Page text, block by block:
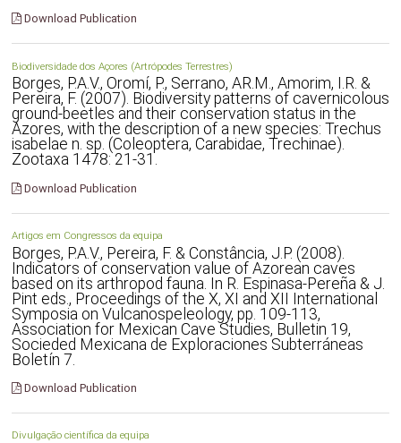
Download Publication
Biodiversidade dos Açores (Artrópodes Terrestres)
Borges, P.A.V., Oromí, P., Serrano, AR.M., Amorim, I.R. &
Pereira, F. (2007). Biodiversity patterns of cavernicolous
ground-beetles and their conservation status in the
Azores, with the description of a new species: Trechus
isabelae n. sp. (Coleoptera, Carabidae, Trechinae).
Zootaxa 1478: 21-31.
Download Publication
Artigos em Congressos da equipa
Borges, P.A.V., Pereira, F. & Constância, J.P. (2008).
Indicators of conservation value of Azorean caves
based on its arthropod fauna. In R. Espinasa-Pereña & J.
Pint eds., Proceedings of the X, XI and XII International
Symposia on Vulcanospeleology, pp. 109-113,
Association for Mexican Cave Studies, Bulletin 19,
Socieded Mexicana de Exploraciones Subterráneas
Boletín 7.
Download Publication
Divulgação científica da equipa